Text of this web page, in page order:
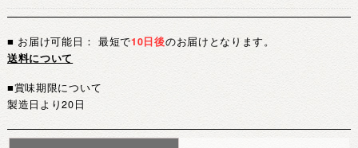
■ お届け可能日： 最短で10日後のお届けとなります。
送料について
■賞味期限について
製造日より20日